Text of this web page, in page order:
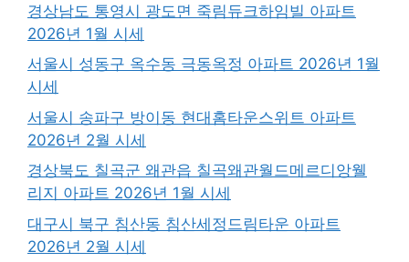
경상남도 통영시 광도면 죽림듀크하임빌 아파트
2026년 1월 시세
서울시 성동구 옥수동 극동옥정 아파트 2026년 1월
시세
서울시 송파구 방이동 현대홈타운스위트 아파트
2026년 2월 시세
경상북도 칠곡군 왜관읍 칠곡왜관월드메르디앙웰
리지 아파트 2026년 1월 시세
대구시 북구 침산동 침산세정드림타운 아파트
2026년 2월 시세